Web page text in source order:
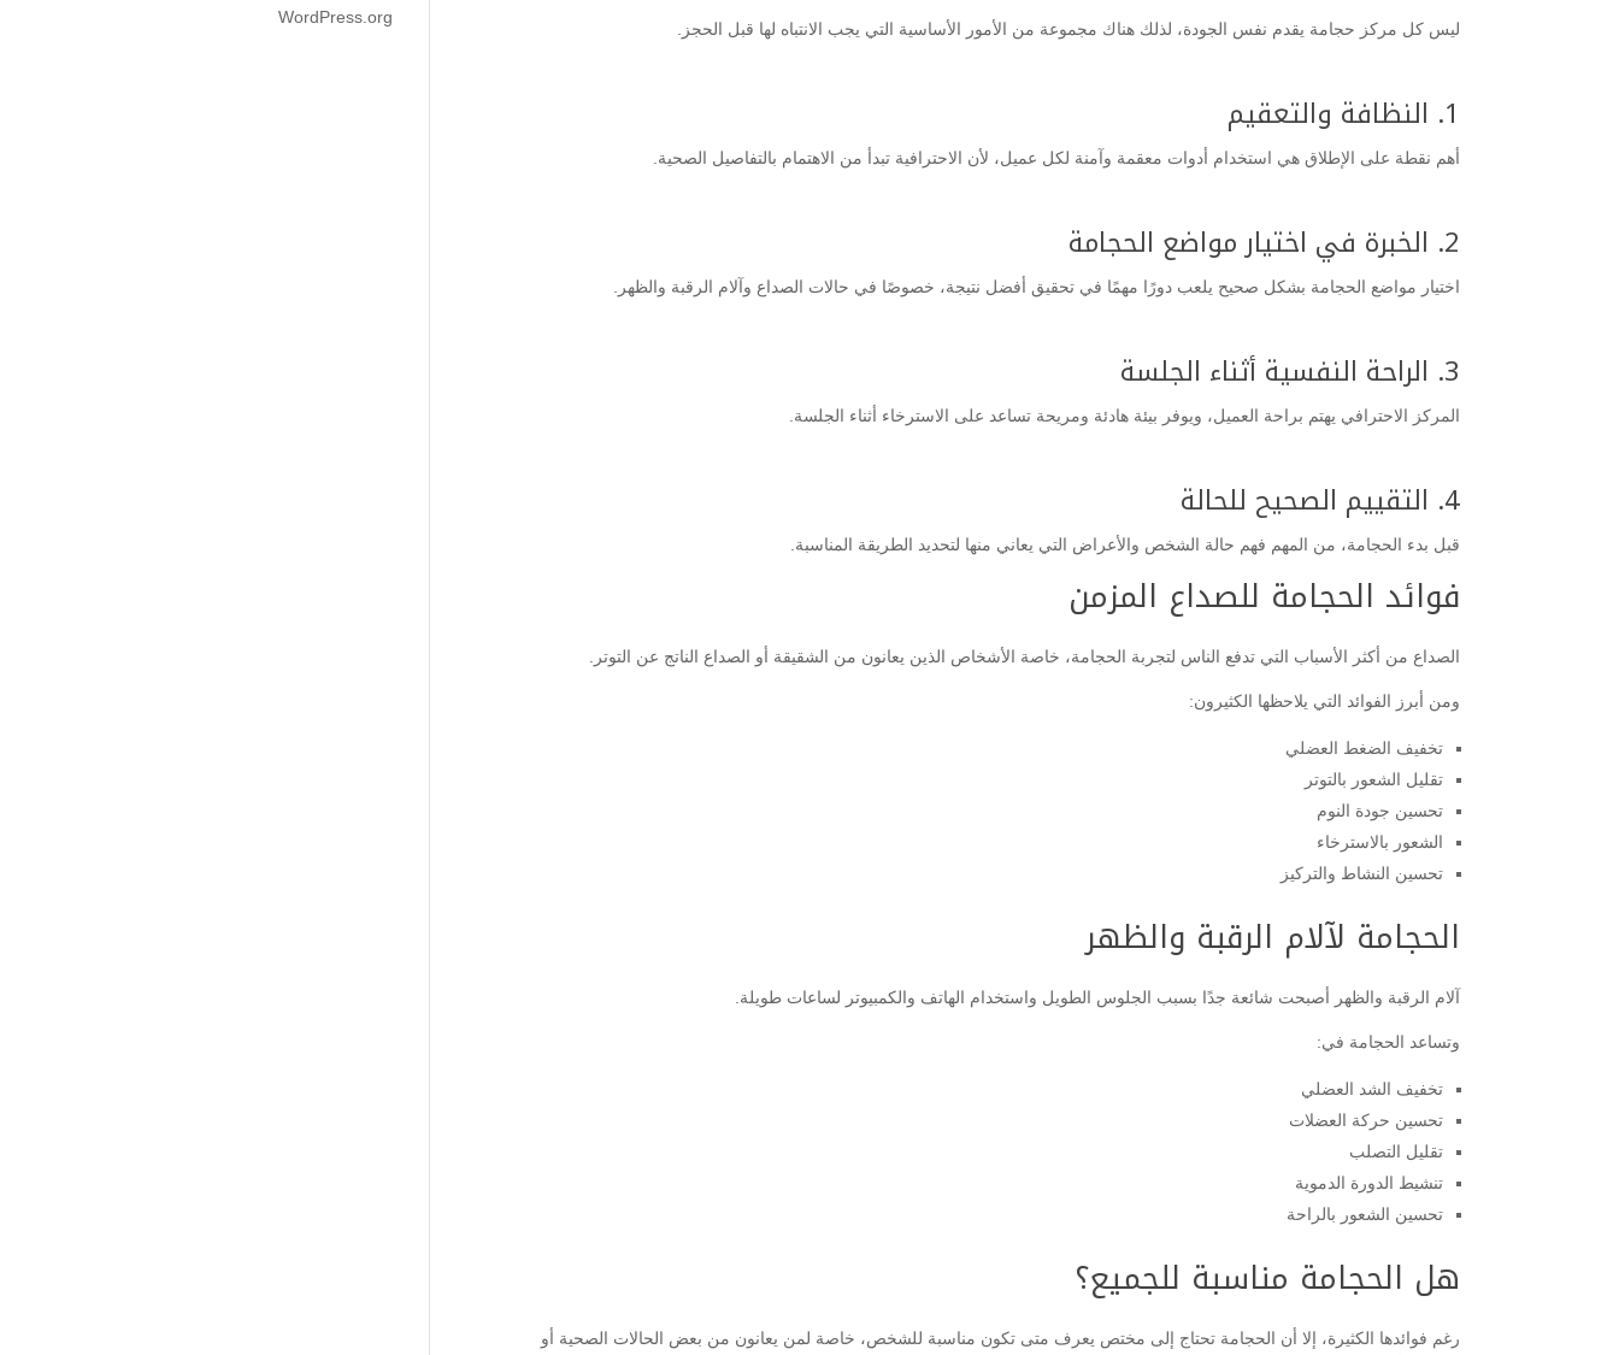
ليس كل مركز حجامة يقدم نفس الجودة، لذلك هناك مجموعة من الأمور الأساسية التي يجب الانتباه لها قبل الحجز.
1. النظافة والتعقيم
أهم نقطة على الإطلاق هي استخدام أدوات معقمة وآمنة لكل عميل، لأن الاحترافية تبدأ من الاهتمام بالتفاصيل الصحية.
2. الخبرة في اختيار مواضع الحجامة
اختيار مواضع الحجامة بشكل صحيح يلعب دورًا مهمًا في تحقيق أفضل نتيجة، خصوصًا في حالات الصداع وآلام الرقبة والظهر.
3. الراحة النفسية أثناء الجلسة
المركز الاحترافي يهتم براحة العميل، ويوفر بيئة هادئة ومريحة تساعد على الاسترخاء أثناء الجلسة.
4. التقييم الصحيح للحالة
قبل بدء الحجامة، من المهم فهم حالة الشخص والأعراض التي يعاني منها لتحديد الطريقة المناسبة.
فوائد الحجامة للصداع المزمن
الصداع من أكثر الأسباب التي تدفع الناس لتجربة الحجامة، خاصة الأشخاص الذين يعانون من الشقيقة أو الصداع الناتج عن التوتر.
ومن أبرز الفوائد التي يلاحظها الكثيرون:
تخفيف الضغط العضلي
تقليل الشعور بالتوتر
تحسين جودة النوم
الشعور بالاسترخاء
تحسين النشاط والتركيز
الحجامة لآلام الرقبة والظهر
آلام الرقبة والظهر أصبحت شائعة جدًا بسبب الجلوس الطويل واستخدام الهاتف والكمبيوتر لساعات طويلة.
وتساعد الحجامة في:
تخفيف الشد العضلي
تحسين حركة العضلات
تقليل التصلب
تنشيط الدورة الدموية
تحسين الشعور بالراحة
هل الحجامة مناسبة للجميع؟
رغم فوائدها الكثيرة، إلا أن الحجامة تحتاج إلى مختص يعرف متى تكون مناسبة للشخص، خاصة لمن يعانون من بعض الحالات الصحية أو
WordPress.org